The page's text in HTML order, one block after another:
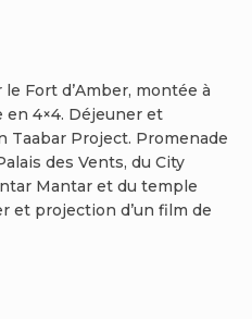
Fort d’Amber, montée à
en 4×4. Déjeuner et
Taabar Project. Promenade
des Vents, du City
Mantar et du temple
et projection d’un film de